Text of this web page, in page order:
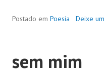
Postado em Poesia Deixe
sem mim